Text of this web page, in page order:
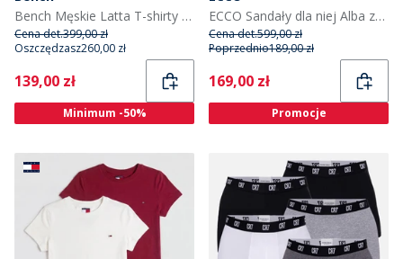
Bench Męskie Latta T-shirty Multis
Cena det.399,00 zł
Oszczędzasz260,00 zł
Current
139,00 zł
Minimum -50%
ECCO Sandały dla niej Alba ze skóry z krzyżującymi się paskami i wsuwanym tyłem dla niej kolor Straw
Cena det.599,00 zł
Poprzednio189,00 zł
Current
169,00 zł
Promocje